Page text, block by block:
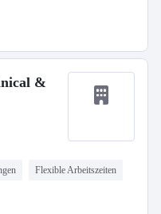
&
Flexible Arbeitszeiten